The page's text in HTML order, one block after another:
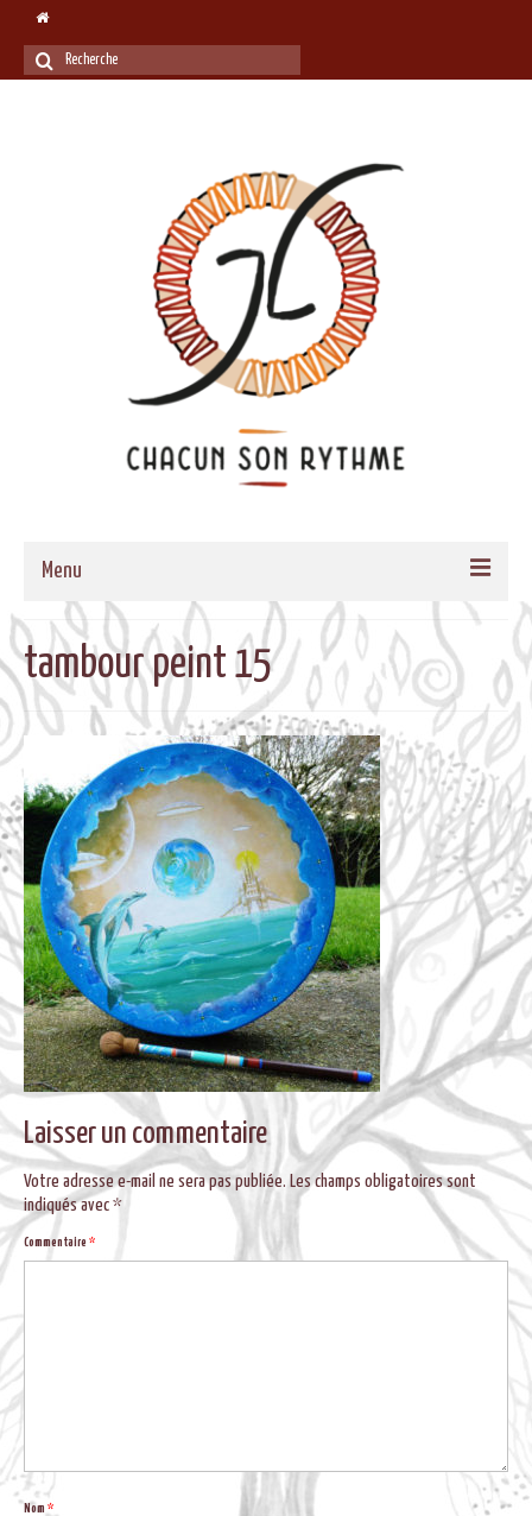
Rechercher
:
Menu
ACCUEIL
QUI SOMMES-NOUS
NOS PROPOSITIONS
TAMBOURS MEDECINE
CADRES EN BOIS MASSIF POUR TAMBOURS
FORMATIONS
MUSIQUE DE BIEN-ETRE
AGENDA
CONTACT
BLOG
tambour peint 15
Laisser un commentaire
Votre adresse e-mail ne sera pas publiée. Les champs obligatoires sont
indiqués avec *
Commentaire *
Nom *